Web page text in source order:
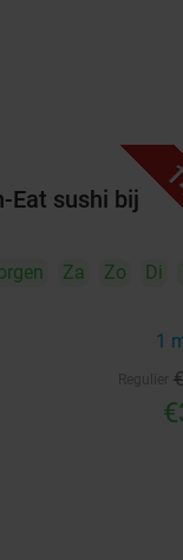
Eat sushi bij
Za Zo Di
1